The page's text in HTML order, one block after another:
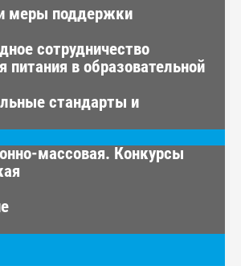
меры поддержки
сотрудничество
питания в образовательной
стандарты и
массовая. Конкурсы